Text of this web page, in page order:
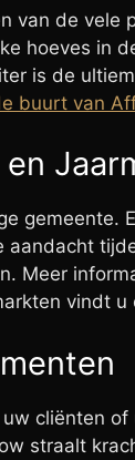
van de vele
hoeves in
is de
buurt van
gemeente.
aandacht
Meer
vindt u
cliënten of
straalt